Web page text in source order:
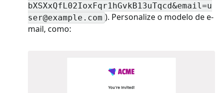
bXSXxQfL02IoxFqr1hGvkB13uTqcd&email=u
ser@example.com ). Personalize o modelo de e-
mail, como: